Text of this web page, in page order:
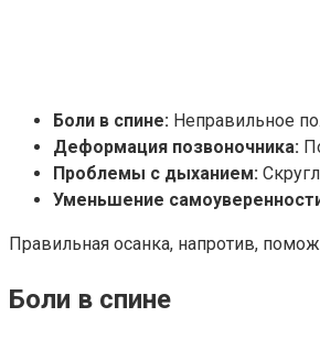
Боли в спине: Неправильное
Деформация позвоночника:
Проблемы с дыханием:
Уменьшение
Правильная осанка, напротив,
Боли в спине